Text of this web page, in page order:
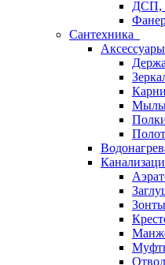
Сантехника
Зонты